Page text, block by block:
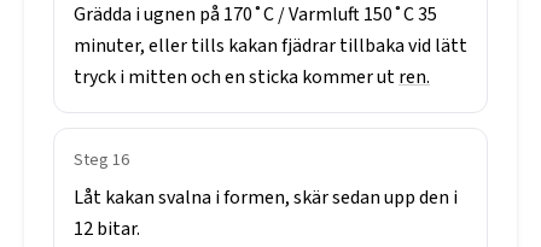
Grädda iugnen på 170˚C/Varmluft150˚C35
minuter,ellertills kakanfjädrartillbakavid lätt
tryckimittenochensticka kommerutren.
Steg 16
Låtkakansvalna iformen,skärsedanuppden i
12bitar.